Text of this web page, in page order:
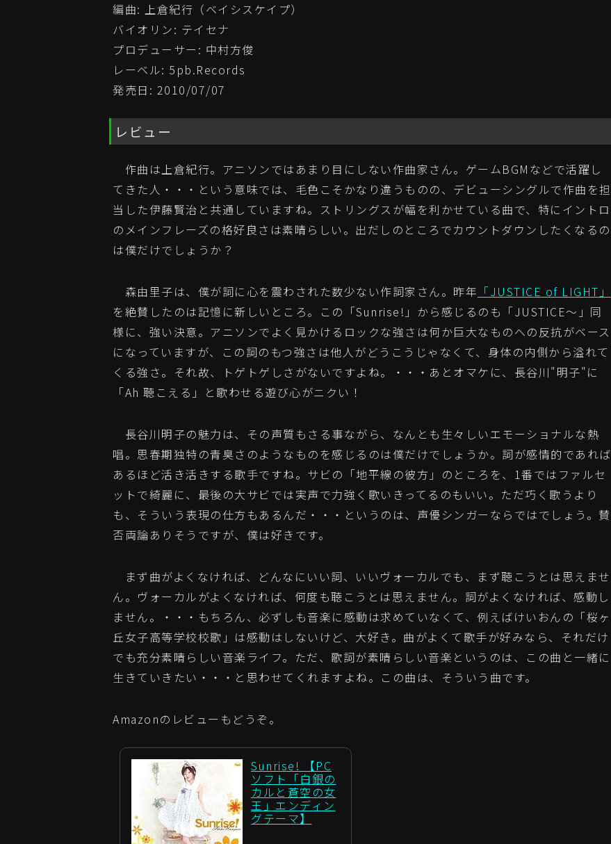
編曲: 上倉紀行（ベイシスケイプ）
バイオリン: テイセナ
プロデューサー: 中村方俊
レーベル: 5pb.Records
発売日: 2010/07/07
レビュー
作曲は上倉紀行。アニソンではあまり目にしない作曲家さん。ゲームBGMなどで活躍し
てきた人・・・という意味では、毛色こそかなり違うものの、デビューシングルで作曲を担
当した伊藤賢治と共通していますね。ストリングスが幅を利かせている曲で、特にイントロ
のメインフレーズの格好良さは素晴らしい。出だしのところでカウントダウンしたくなるの
は僕だけでしょうか？
森由里子は、僕が詞に心を震わされた数少ない作詞家さん。昨年 「JUSTICE of LIGHT」
を絶賛したのは記憶に新しいところ。この「Sunrise!」から感じるのも「JUSTICE～」同
様に、強い決意。アニソンでよく見かけるロックな強さは何か巨大なものへの反抗がベース
になっていますが、この詞のもつ強さは他人がどうこうじゃなくて、身体の内側から溢れて
くる強さ。それ故、トゲトゲしさがないですよね。・・・あとオマケに、長谷川"明子"に
「Ah 聴こえる」と歌わせる遊び心がニクい！
長谷川明子の魅力は、その声質もさる事ながら、なんとも生々しいエモーショナルな熱
唱。思春期独特の青臭さのようなものを感じるのは僕だけでしょうか。詞が感情的であれば
あるほど活き活きする歌手ですね。サビの「地平線の彼方」のところを、1番ではファルセ
ットで綺麗に、最後の大サビでは実声で力強く歌いきってるのもいい。ただ巧く歌うより
も、そういう表現の仕方もあるんだ・・・というのは、声優シンガーならではでしょう。賛
否両論ありそうですが、僕は好きです。
まず曲がよくなければ、どんなにいい詞、いいヴォーカルでも、まず聴こうとは思えませ
ん。ヴォーカルがよくなければ、何度も聴こうとは思えません。詞がよくなければ、感動し
ません。・・・もちろん、必ずしも音楽に感動は求めていなくて、例えばけいおんの「桜ヶ
丘女子高等学校校歌」は感動はしないけど、大好き。曲がよくて歌手が好みなら、それだけ
でも充分素晴らしい音楽ライフ。ただ、歌詞が素晴らしい音楽というのは、この曲と一緒に
生きていきたい・・・と思わせてくれますよね。この曲は、そういう曲です。
Amazonのレビューもどうぞ。
Sunrise! 【PC
ソフト「白銀の
カルと蒼空の女
王」エンディン
グテーマ】